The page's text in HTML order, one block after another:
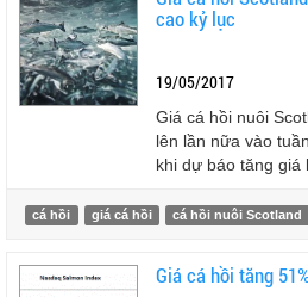
cao kỷ lục
19/05/2017
Giá cá hồi nuôi
lên lần nữa vào
khi dự báo tăng giá
cá hồi giá cá hồi cá hồi nuôi Scotland
Giá cá hồi tăng